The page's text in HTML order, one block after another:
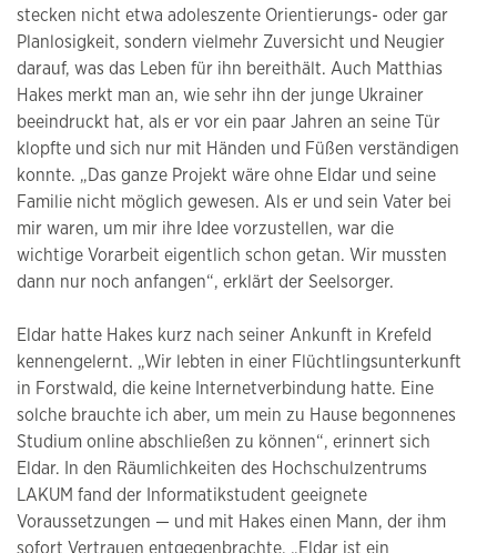
stecken nicht etwa adoleszente Orientierungs- oder gar
Planlosigkeit, sondern vielmehr Zuversicht und Neugier
darauf, was das Leben für ihn bereithält. Auch Matthias
Hakes merkt man an, wie sehr ihn der junge Ukrainer
beeindruckt hat, als er vor ein paar Jahren an seine Tür
klopfte und sich nur mit Händen und Füßen verständigen
konnte. „Das ganze Projekt wäre ohne Eldar und seine
Familie nicht möglich gewesen. Als er und sein Vater bei
mir waren, um mir ihre Idee vorzustellen, war die
wichtige Vorarbeit eigentlich schon getan. Wir mussten
dann nur noch anfangen“, erklärt der Seelsorger.
Eldar hatte Hakes kurz nach seiner Ankunft in Krefeld
kennengelernt. „Wir lebten in einer Flüchtlingsunterkunft
in Forstwald, die keine Internetverbindung hatte. Eine
solche brauchte ich aber, um mein zu Hause begonnenes
Studium online abschließen zu können“, erinnert sich
Eldar. In den Räumlichkeiten des Hochschulzentrums
LAKUM fand der Informatikstudent geeignete
Voraussetzungen — und mit Hakes einen Mann, der ihm
sofort Vertrauen entgegenbrachte. „Eldar ist ein